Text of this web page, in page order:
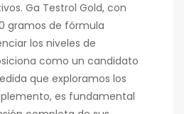
Ga Testrol Gold, con
gramos de fórmula
los niveles de
como un candidato
que exploramos los
es fundamental